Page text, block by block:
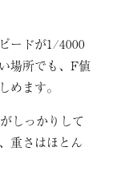
ードが1/4000
場所でも、F値
めます。
しっかりして
重さはほとん